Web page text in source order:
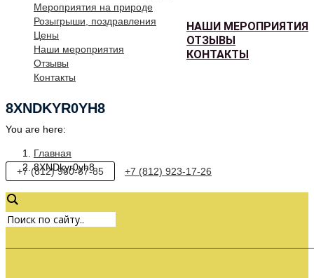
НАШИ МЕРОПРИЯТИЯ
ОТЗЫВЫ
КОНТАКТЫ
Мероприятия на природе
Розыгрыши, поздравления
Цены
Наши мероприятия
Отзывы
Контакты
8XNDKYR0YH8
You are here:
Главная
8XNDkyr0yh8
+7 (812) 980-87-85 +7 (812) 923-17-26